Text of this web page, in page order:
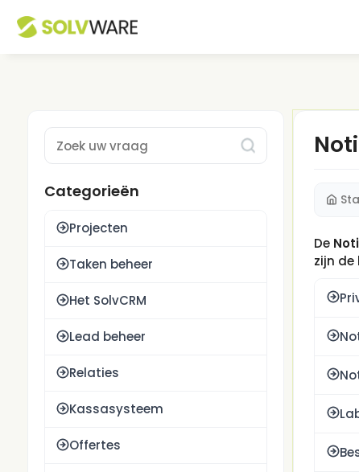
Categorieën
Projecten
Taken beheer
Het SolvCRM
Lead beheer
Relaties
Kassasysteem
Offertes
De
zijn